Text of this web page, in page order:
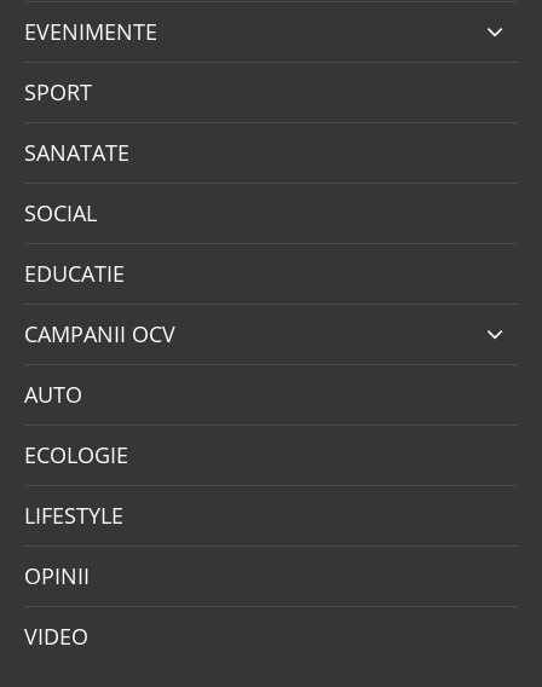
EVENIMENTE
SPORT
SANATATE
SOCIAL
EDUCATIE
CAMPANII OCV
AUTO
ECOLOGIE
LIFESTYLE
OPINII
VIDEO